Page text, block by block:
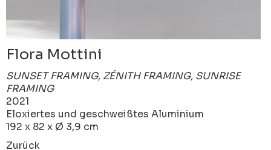
Flora Mottini
SUNSET FRAMING, ZÉNITH FRAMING, SUNRISE
FRAMING
2021
Eloxiertes und geschweißtes Aluminium
192 x 82 x Ø 3,9 cm
Zurück